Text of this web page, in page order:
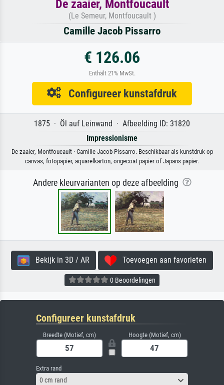
De zaaier, Montfoucault
(Le Semeur, Montfoucault )
Camille Jacob Pissarro
€ 126.06
Enthält 21% MwSt.
Configureer kunstafdruk
1875 · Öl auf Leinwand · Afbeelding ID: 31820
Impressionisme
De zaaier, Montfoucault · Camille Jacob Pissarro. Beschikbaar als kunstdruk op
canvas, fotopapier, aquarelkarton, ongecoat papier of Japans papier.
Andere kleurvarianten op deze afbeelding
Bekijk in 3D / AR Toevoegen aan favorieten
0 Beoordelingen
Configureer kunstafdruk
Breedte (Motief, cm) Hoogte (Motief, cm)
Extra rand
0 cm rand